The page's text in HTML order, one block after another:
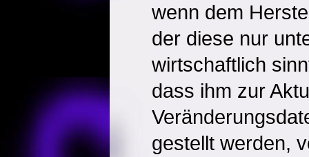
wenn dem
der diese nur
wirtschaftlich
dass ihm zur
gestellt werden,